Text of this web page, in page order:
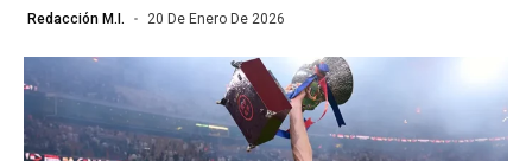
Redacción M.I. 20 De Enero De 2026